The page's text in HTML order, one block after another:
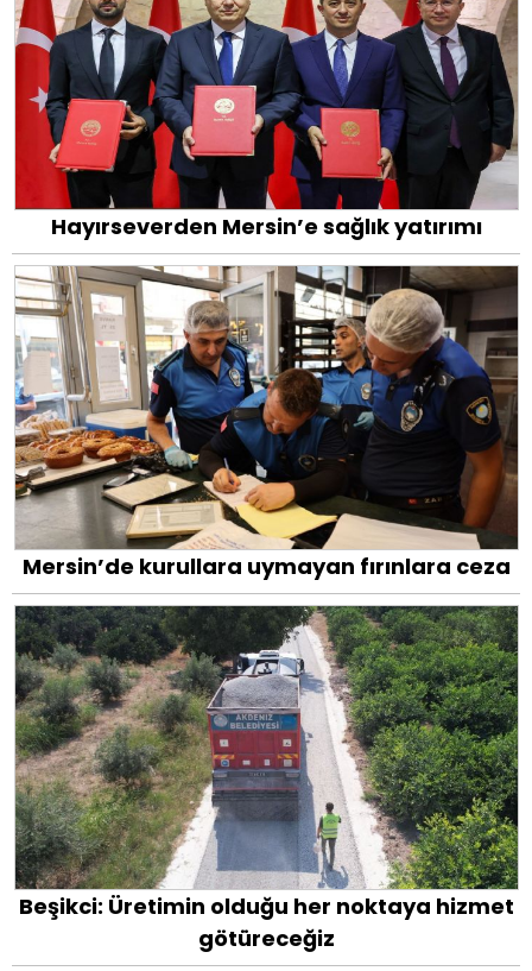
Hayırseverden Mersin’e sağlık yatırımı
Mersin’de kurullara uymayan fırınlara ceza
Beşikci: Üretimin olduğu her noktaya hizmet
götüreceğiz